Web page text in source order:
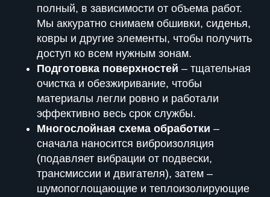
полный, в зависимости от объема работ.
Мы аккуратно снимаем обшивки, сиденья,
ковры и другие элементы, чтобы получить
доступ ко всем нужным зонам.
Подготовка поверхностей – тщательная
очистка и обезжиривание, чтобы
материалы легли ровно и работали
эффективно весь срок службы.
Многослойная схема обработки –
сначала наносится виброизоляция
(подавляет вибрации от подвески,
трансмиссии и двигателя), затем –
шумопоглощающие и теплоизолирующие